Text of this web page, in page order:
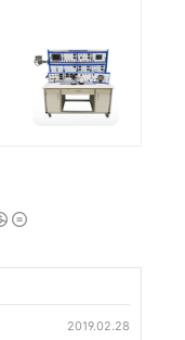
2019.02.28